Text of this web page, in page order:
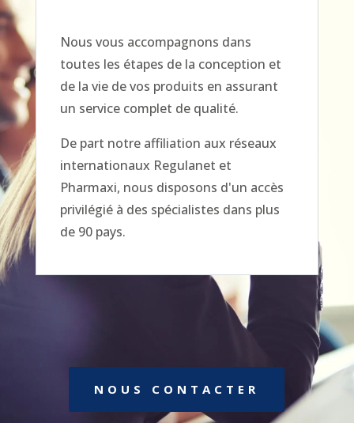
Nous vous accompagnons dans
toutes les étapes de la conception et
de la vie de vos produits en assurant
un service complet de qualité.
De part notre affiliation aux réseaux
internationaux Regulanet et
Pharmaxi, nous disposons d'un accès
privilégié à des spécialistes dans plus
de 90 pays.
NOUS CONTACTER